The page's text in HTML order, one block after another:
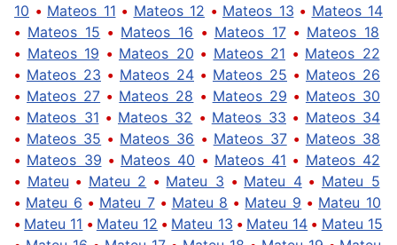
10 • Mateos 11 • Mateos 12 • Mateos 13 • Mateos 14
• Mateos 15 • Mateos 16 • Mateos 17• Mateos 18
• Mateos 19 • Mateos 20 • Mateos 21 • Mateos 22
• Mateos 23 • Mateos 24 • Mateos 25 • Mateos 26
• Mateos 27 • Mateos 28 • Mateos 29 • Mateos 30
• Mateos 31 • Mateos 32 • Mateos 33 • Mateos 34
• Mateos 35 • Mateos 36 • Mateos 37• Mateos 38
• Mateos 39 • Mateos 40 • Mateos 41 • Mateos 42
• Mateu • Mateu 2 • Mateu 3 • Mateu 4• Mateu 5
• Mateu 6 • Mateu 7• Mateu 8 • Mateu 9 • Mateu 10
• Mateu 11 • Mateu 12 • Mateu 13 • Mateu 14 • Mateu 15